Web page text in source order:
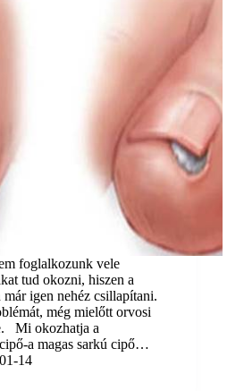
foglalkozunk vele
tud okozni, hiszen a
igen nehéz csillapítani.
még mielőtt orvosi
Mi okozhatja a
a magas sarkú cipő…
14